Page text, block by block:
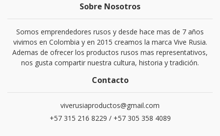
Sobre Nosotros
Somos emprendedores rusos y desde hace mas de 7 años
vivimos en Colombia y en 2015 creamos la marca Vive Rusia.
Ademas de ofrecer los productos rusos mas representativos,
nos gusta compartir nuestra cultura, historia y tradición.
Contacto
viverusiaproductos@gmail.com
+57 315 216 8229 / +57 305 358 4089